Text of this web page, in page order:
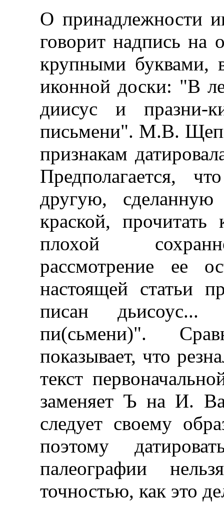
О принадлежности
говорит надпись на
крупными буквами,
иконной доски: "В
диисус и празни-
письмени". М.В.
признакам
Предполагается,
другую,
краской,
плохой
рассмотрение ее
настоящей статьи
писан дьисоус...
пи(сьмени)".
показывает, что
текст
заменяет Ъ на И.
следует своему
поэтому
палеографии
точностью, как это